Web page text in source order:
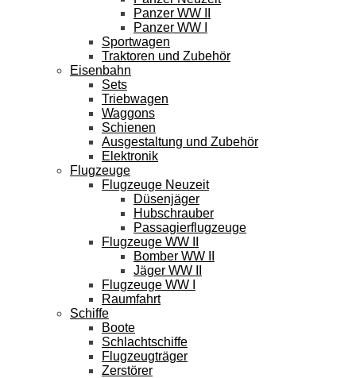
Panzer WW II
Panzer WW I
Sportwagen
Traktoren und Zubehör
Eisenbahn
Sets
Triebwagen
Waggons
Schienen
Ausgestaltung und Zubehör
Elektronik
Flugzeuge
Flugzeuge Neuzeit
Düsenjäger
Hubschrauber
Passagierflugzeuge
Flugzeuge WW II
Bomber WW II
Jäger WW II
Flugzeuge WW I
Raumfahrt
Schiffe
Boote
Schlachtschiffe
Flugzeugträger
Zerstörer